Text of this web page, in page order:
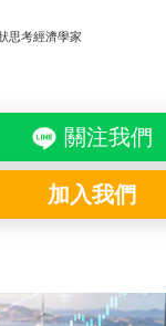
思考經濟學家
關注我們
加入我們